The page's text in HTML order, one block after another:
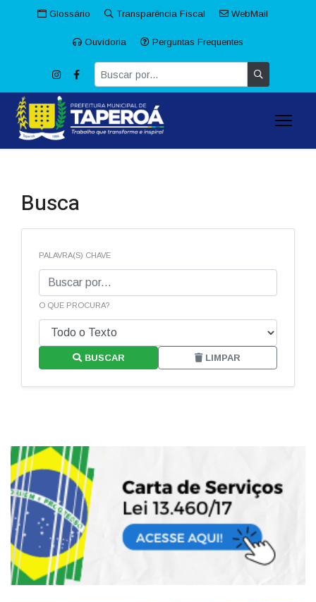
Glossário Transparência Fiscal WebMail
Ouvidoria Perguntas Frequentes
Busca
PALAVRA(S) CHAVE
O QUE PROCURA?
BUSCAR LIMPAR